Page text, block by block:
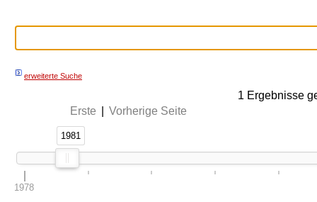
erweiterte Suche
1 Ergebnisse
Erste
Vorherige Seite
1981
1981
1978